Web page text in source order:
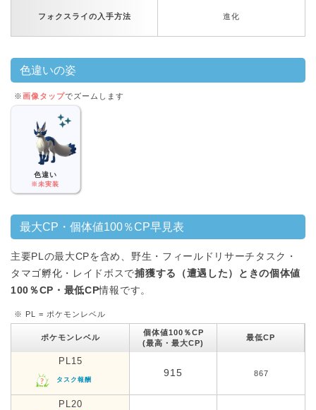
フォクスライの入手方法 進化
色違いの姿
※画像タップでズームします
色違い
※未実装
最大CP・個体値100％CP早見表
主要PLの最大CPを含め、野生・フィールドリサーチタスク・
タマゴ孵化・レイドボスで捕獲する（遭遇した）ときの個体値
100％CP・最低CP情報です。
※ PL = ポケモンレベル
ポケモンレベル
個体値100％CP
(最高・最大CP)
最低CP
PL15
タスク報酬
915 867
PL20